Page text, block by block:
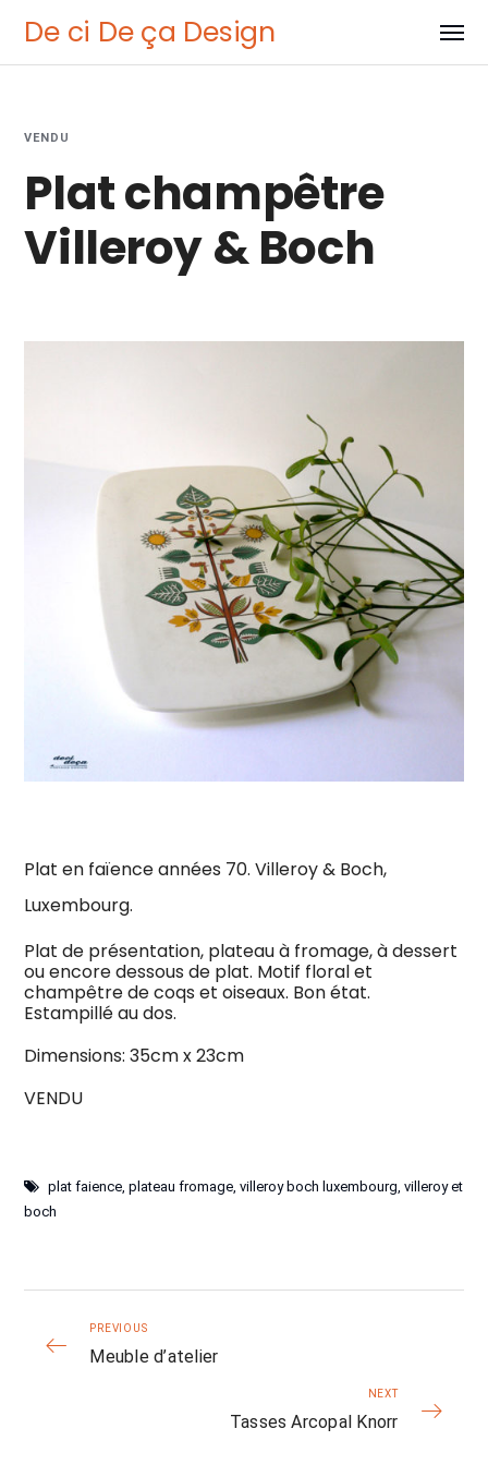
De ci De ça Design
VENDU
Plat champêtre
Villeroy & Boch
Plat en faïence années 70. Villeroy & Boch,
Luxembourg.
Plat de présentation, plateau à fromage, à dessert
ou encore dessous de plat. Motif floral et
champêtre de coqs et oiseaux. Bon état.
Estampillé au dos.
Dimensions: 35cm x 23cm
VENDU
plat faience,plateau fromage,villeroy boch luxembourg,villeroy et
boch
PREVIOUS
Meuble d’atelier
NEXT
Tasses Arcopal Knorr